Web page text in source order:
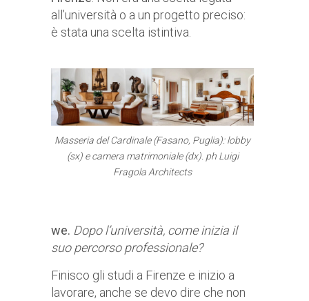
all’università o a un progetto preciso:
è stata una scelta istintiva.
Masseria del Cardinale (Fasano, Puglia): lobby
(sx) e camera matrimoniale (dx). ph Luigi
Fragola Architects
we. Dopo l’università, come inizia il
suo percorso professionale?
Finisco gli studi a Firenze e inizio a
lavorare, anche se devo dire che non